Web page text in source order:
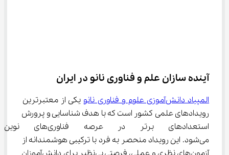
آینده ‌سازان علم و فناوری نانو در ایران
المپیاد دانش‌آموزی علوم و فناوری نانو
یکی از معتبرترین
رویدادهای علمی کشور است که با هدف شناسایی و پرورش
استعدادهای برتر در عرصه
می‌شود. این رویداد منحصر به فرد با ترکیبی هوشمندانه از